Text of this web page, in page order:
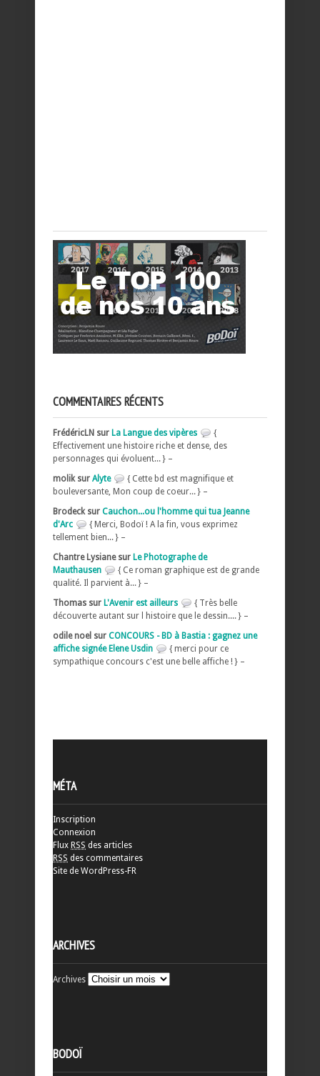
COMMENTAIRES RÉCENTS
FrédéricLN sur La Langue des vipères
{
Effectivement une histoire riche et dense, des
personnages qui évoluent... } –
molik sur Alyte
{ Cette bd est magnifique et
bouleversante, Mon coup de coeur... } –
Brodeck sur Cauchon...ou l'homme qui tua Jeanne
d'Arc
{ Merci, Bodoï ! A la fin, vous exprimez
tellement bien... } –
Chantre Lysiane sur Le Photographe de
Mauthausen
{ Ce roman graphique est de grande
qualité. Il parvient à... } –
Thomas sur L'Avenir est ailleurs
{ Très belle
découverte autant sur l histoire que le dessin.... } –
odile noel sur CONCOURS - BD à Bastia : gagnez une
affiche signée Elene Usdin
{ merci pour ce
sympathique concours c'est une belle affiche ! } –
MÉTA
Inscription
Connexion
Flux RSS des articles
RSS des commentaires
Site de WordPress-FR
ARCHIVES
Archives
BODOÏ